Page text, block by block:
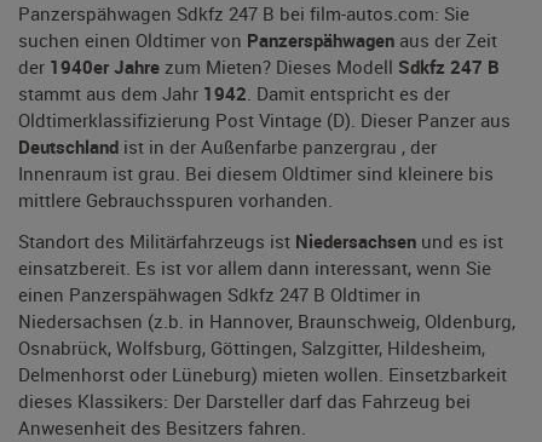
Panzerspähwagen Sdkfz 247 B bei film-autos.com: Sie
suchen einen Oldtimer von Panzerspähwagen aus der Zeit
der 1940er Jahre zum Mieten? Dieses Modell Sdkfz 247 B
stammt aus dem Jahr 1942. Damit entspricht es der
Oldtimerklassifizierung Post Vintage (D). Dieser Panzer aus
Deutschland ist in der Außenfarbe panzergrau , der
Innenraum ist grau. Bei diesem Oldtimer sind kleinere bis
mittlere Gebrauchsspuren vorhanden.
Standort des Militärfahrzeugs ist Niedersachsen und es ist
einsatzbereit. Es ist vor allem dann interessant, wenn Sie
einen Panzerspähwagen Sdkfz 247 B Oldtimer in
Niedersachsen (z.b. in Hannover, Braunschweig, Oldenburg,
Osnabrück, Wolfsburg, Göttingen, Salzgitter, Hildesheim,
Delmenhorst oder Lüneburg) mieten wollen. Einsetzbarkeit
dieses Klassikers: Der Darsteller darf das Fahrzeug bei
Anwesenheit des Besitzers fahren.